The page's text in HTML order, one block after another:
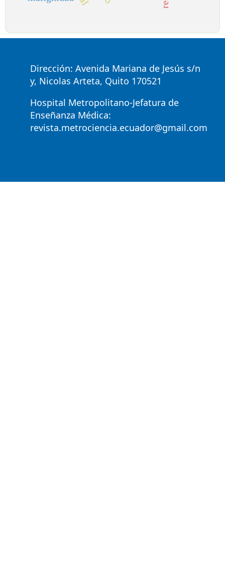
Dirección: Avenida Mariana de Jesús s/n
y, Nicolas Arteta, Quito 170521
Hospital Metropolitano-Jefatura de
Enseñanza Médica:
revista.metrociencia.ecuador@gmail.com